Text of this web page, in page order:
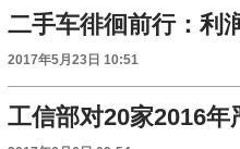
二手车徘徊前行：利
2017年5月23日 10:51